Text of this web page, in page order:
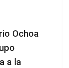
Ochoa
a la